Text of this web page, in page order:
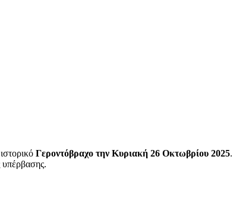
Γεροντόβραχο την Κυριακή 26 Οκτωβρίου 2025.
υπέρβασης.